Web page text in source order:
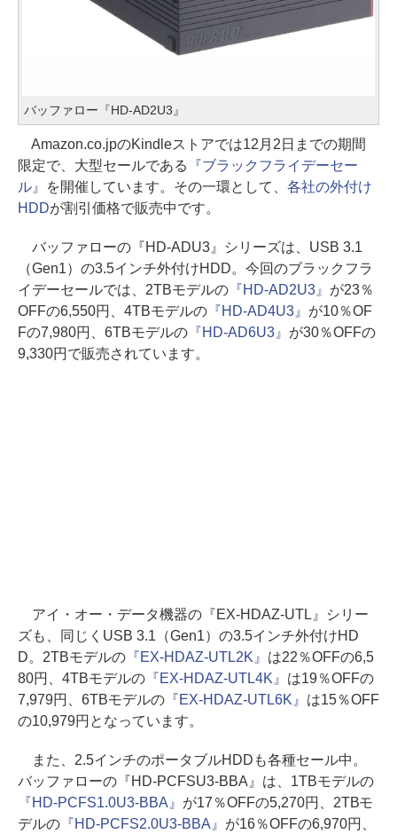
バッファロー『HD-AD2U3』
Amazon.co.jpのKindleストアでは12月2日までの期間
限定で、大型セールである
『ブラックフライデーセー
ル』
を開催しています。その一環として、 各社の外付け
HDDが割引価格で販売中です。
バッファローの『HD-ADU3』シリーズは、USB 3.1
（Gen1）の3.5インチ外付けHDD。今回のブラックフラ
イデーセールでは、2TBモデルの『HD-AD2U3』 が23％
OFFの6,550円、4TBモデルの『HD-AD4U3』 が10％OF
Fの7,980円、6TBモデルの『HD-AD6U3』 が30％OFFの
9,330円で販売されています。
アイ・オー・データ機器の『EX-HDAZ-UTL』シリー
ズも、同じくUSB 3.1（Gen1）の3.5インチ外付けHD
D。2TBモデルの『EX-HDAZ-UTL2K』 は22％OFFの6,5
80円、4TBモデルの『EX-HDAZ-UTL4K』 は19％OFFの
7,979円、6TBモデルの『EX-HDAZ-UTL6K』 は15％OFF
の10,979円となっています。
また、2.5インチのポータブルHDDも各種セール中。
バッファローの『HD-PCFSU3-BBA』は、1TBモデルの
『HD-PCFS1.0U3-BBA』 が17％OFFの5,270円、2TBモ
デルの『HD-PCFS2.0U3-BBA』 が16％OFFの6,970円、